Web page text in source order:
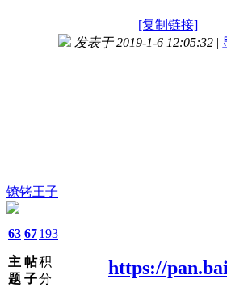
[复制链接]
镣铐王子
63
主
题
67
帖
子
193
积
分
发表于 2019-1-6 12:05:32 |
https://